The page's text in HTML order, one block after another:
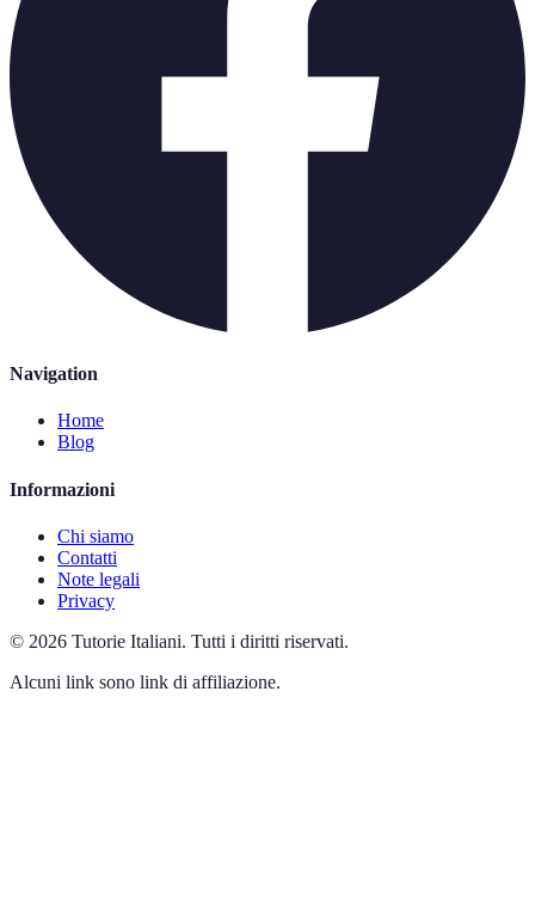
Navigation
Home
Blog
Informazioni
Chi siamo
Contatti
Note legali
Privacy
© 2026 Tutorie Italiani. Tutti i diritti riservati.
Alcuni link sono link di affiliazione.